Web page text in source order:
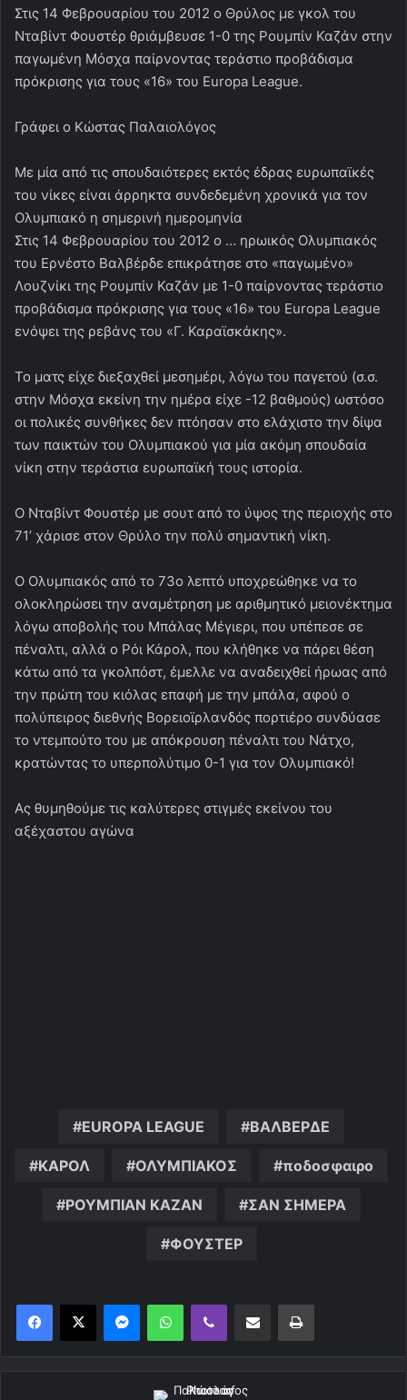
Στις 14 Φεβρουαρίου του 2012 ο Θρύλος με γκολ του
Νταβίντ Φουστέρ θριάμβευσε 1-0 της Ρουμπίν Καζάν στην
παγωμένη Μόσχα παίρνοντας τεράστιο προβάδισμα
πρόκρισης για τους «16» του Europa League.
Γράφει ο Κώστας Παλαιολόγος
Με μία από τις σπουδαιότερες εκτός έδρας ευρωπαϊκές
του νίκες είναι άρρηκτα συνδεδεμένη χρονικά για τον
Ολυμπιακό η σημερινή ημερομηνία
Στις 14 Φεβρουαρίου του 2012 ο … ηρωικός Ολυμπιακός
του Ερνέστο Βαλβέρδε επικράτησε στο «παγωμένο»
Λουζνίκι της Ρουμπίν Καζάν με 1-0 παίρνοντας τεράστιο
προβάδισμα πρόκρισης για τους «16» του Europa League
ενόψει της ρεβάνς του «Γ. Καραϊσκάκης».
Το ματς είχε διεξαχθεί μεσημέρι, λόγω του παγετού (σ.σ.
στην Μόσχα εκείνη την ημέρα είχε -12 βαθμούς) ωστόσο
οι πολικές συνθήκες δεν πτόησαν στο ελάχιστο την δίψα
των παικτών του Ολυμπιακού για μία ακόμη σπουδαία
νίκη στην τεράστια ευρωπαϊκή τους ιστορία.
Ο Νταβίντ Φουστέρ με σουτ από το ύψος της περιοχής στο
71’ χάρισε στον Θρύλο την πολύ σημαντική νίκη.
Ο Ολυμπιακός από το 73ο λεπτό υποχρεώθηκε να το
ολοκληρώσει την αναμέτρηση με αριθμητικό μειονέκτημα
λόγω αποβολής του Μπάλας Μέγιερι, που υπέπεσε σε
πέναλτι, αλλά ο Ρόι Κάρολ, που κλήθηκε να πάρει θέση
κάτω από τα γκολπόστ, έμελλε να αναδειχθεί ήρωας από
την πρώτη του κιόλας επαφή με την μπάλα, αφού ο
πολύπειρος διεθνής Βορειοϊρλανδός πορτιέρο συνδύασε
το ντεμπούτο του με απόκρουση πέναλτι του Νάτχο,
κρατώντας το υπερπολύτιμο 0-1 για τον Ολυμπιακό!
Ας θυμηθούμε τις καλύτερες στιγμές εκείνου του
αξέχαστου αγώνα
EUROPA LEAGUE ΒΑΛΒΕΡΔΕ
ΚΑΡΟΛ ΟΛΥΜΠΙΑΚΟΣ ποδοσφαιρο
ΡΟΥΜΠΙΑΝ ΚΑΖΑΝ ΣΑΝ ΣΗΜΕΡΑ
ΦΟΥΣΤΕΡ
MessengerWhatsAppViber Κοινοποίηση μέσω ηλεκτρονικού ταχυδρομείουΕκτύπωση